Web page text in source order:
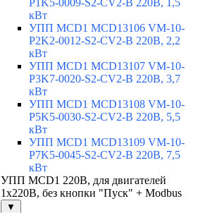
кВт
УПП MCD1 MCD13106 VM-10-
P2K2-0012-S2-CV2-B 220В, 2,2
кВт
УПП MCD1 MCD13107 VM-10-
P3K7-0020-S2-CV2-B 220В, 3,7
кВт
УПП MCD1 MCD13108 VM-10-
P5K5-0030-S2-CV2-B 220В, 5,5
кВт
УПП MCD1 MCD13109 VM-10-
P7K5-0045-S2-CV2-B 220В, 7,5
кВт
УПП MCD1 220В, для двигателей
1х220В, без кнопки "Пуск" + Modbus
▼